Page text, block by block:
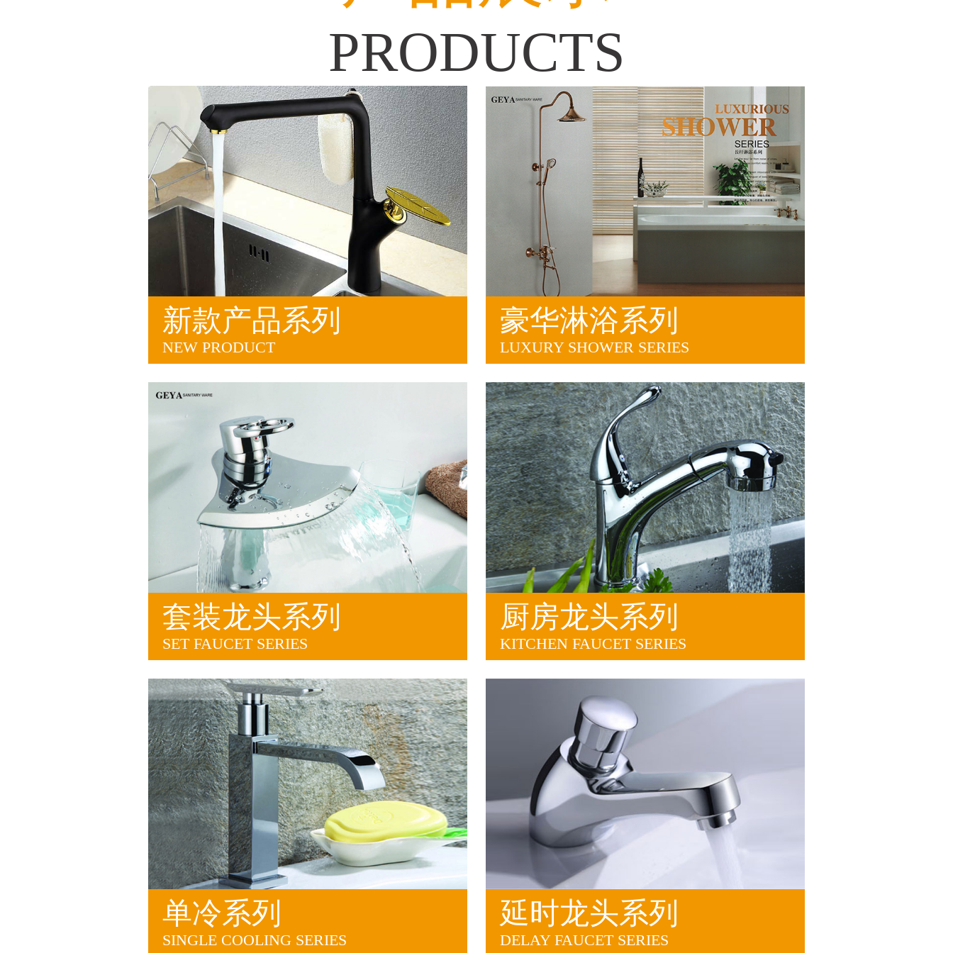
PRODUCTS
新款产品系列
NEW PRODUCT
豪华淋浴系列
LUXURY SHOWER SERIES
套装龙头系列
SET FAUCET SERIES
厨房龙头系列
KITCHEN FAUCET SERIES
单冷系列
SINGLE COOLING SERIES
延时龙头系列
DELAY FAUCET SERIES